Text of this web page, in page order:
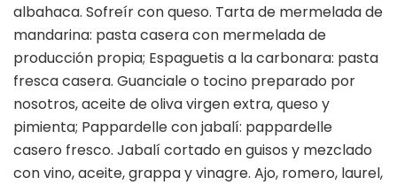
albahaca. Sofreír con queso. Tarta de mermelada de
mandarina: pasta casera con mermelada de
producción propia; Espaguetis a la carbonara: pasta
fresca casera. Guanciale o tocino preparado por
nosotros, aceite de oliva virgen extra, queso y
pimienta; Pappardelle con jabalí: pappardelle
casero fresco. Jabalí cortado en guisos y mezclado
con vino, aceite, grappa y vinagre. Ajo, romero, laurel,